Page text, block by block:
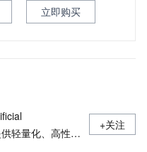
立即购买
轻量化、高性价
+关注